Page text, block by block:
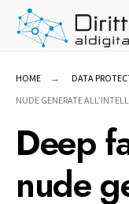
Skip
HOME DATA
NUDE GENERATE
Deep
nude